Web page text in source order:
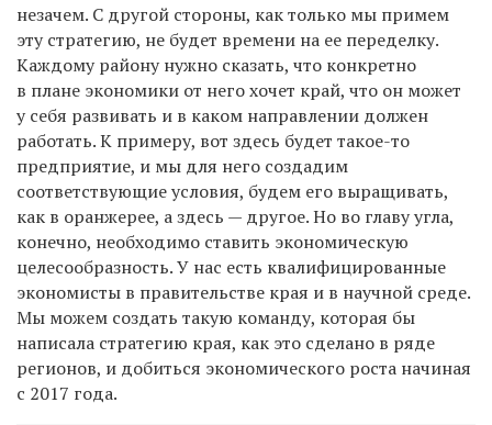
незачем. С другой стороны, как только мы примем
эту стратегию, не будет времени на ее переделку.
Каждому району нужно сказать, что конкретно
в плане экономики от него хочет край, что он может
у себя развивать и в каком направлении должен
работать. К примеру, вот здесь будет такое-то
предприятие, и мы для него создадим
соответствующие условия, будем его выращивать,
как в оранжерее, а здесь — другое. Но во главу угла,
конечно, необходимо ставить экономическую
целесообразность. У нас есть квалифицированные
экономисты в правительстве края и в научной среде.
Мы можем создать такую команду, которая бы
написала стратегию края, как это сделано в ряде
регионов, и добиться экономического роста начиная
с 2017 года.